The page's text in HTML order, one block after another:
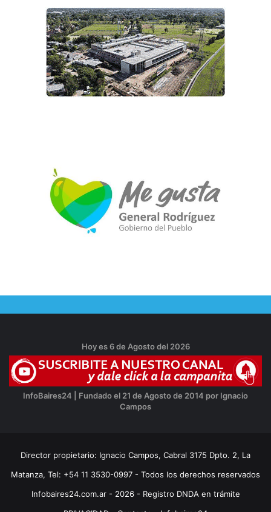
Hoy es 6 de Agosto del 2026
InfoBaires24 | Fundado el 21 de Agosto de 2014 por Ignacio
Campos
Director propietario: Ignacio Campos, Cabral 3175 Dpto. 2, La
Matanza, Tel: +54 11 3530-0997 - Todos los derechos reservados
Infobaires24.com.ar - 2026 - Registro DNDA en trámite